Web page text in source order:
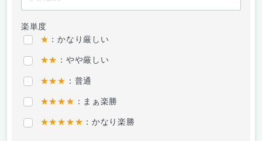
楽単度
★ ：かなり厳しい
★★ ：やや厳しい
★★★ ：普通
★★★★ ：まぁ楽勝
★★★★★ ：かなり楽勝